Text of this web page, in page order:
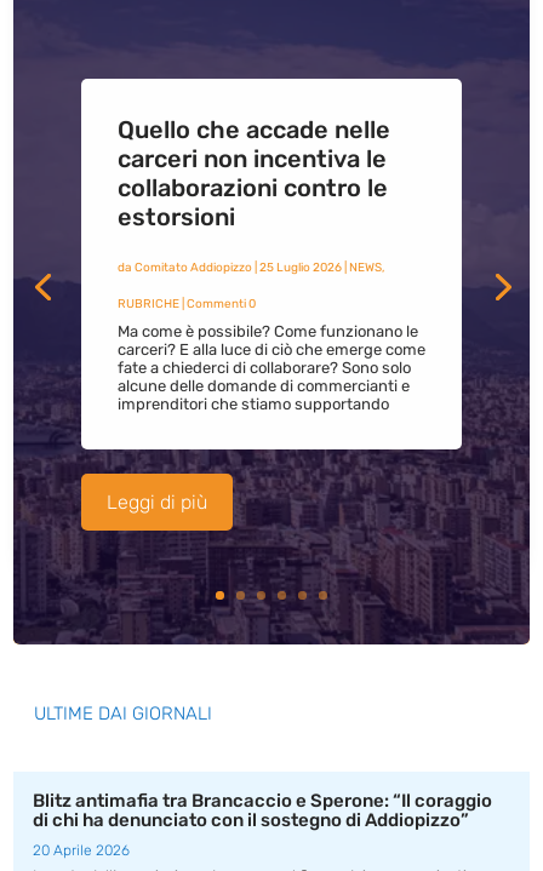
Quello che accade nelle
carceri non incentiva le
collaborazioni contro le
estorsioni
da Comitato Addiopizzo| 25 Luglio 2026| NEWS,
RUBRICHE| Commenti 0
Ma come è possibile? Come funzionano le
carceri? E alla luce di ciò che emerge come
fate a chiederci di collaborare? Sono solo
alcune delle domande di commercianti e
imprenditori che stiamo supportando
Leggi di più
ULTIME DAI GIORNALI
Blitz antimafia tra Brancaccio e Sperone: “Il coraggio
di chi ha denunciato con il sostegno di Addiopizzo”
20 Aprile 2026